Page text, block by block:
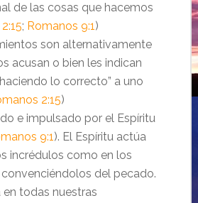
de las cosas que hacemos
; Romanos 9:1)
son alternativamente
acusan o bien les indican
lo correcto” a uno
2:15)
e impulsado por el Espíritu
9:1). El Espíritu actúa
incrédulos como en los
del pecado.
en todas nuestras